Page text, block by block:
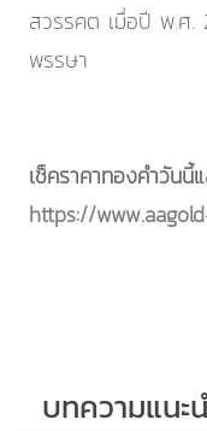
สวรรคต เมื่อปี พ.ศ.
พรรษา
เช็คราคาทองคำวันนี้
https://
บทความแนะ